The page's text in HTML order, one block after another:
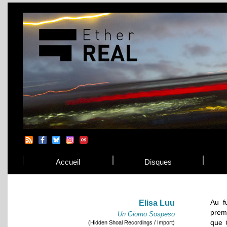
Accueil Disques
Elisa Luu
Un Giorno Sospeso
(Hidden Shoal Recordings / Import)
Au
que